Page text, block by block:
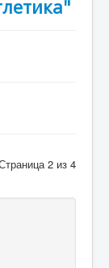
2 из 4